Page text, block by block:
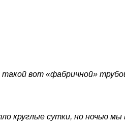
вот «фабричной»
круглые сутки, но ночью мы